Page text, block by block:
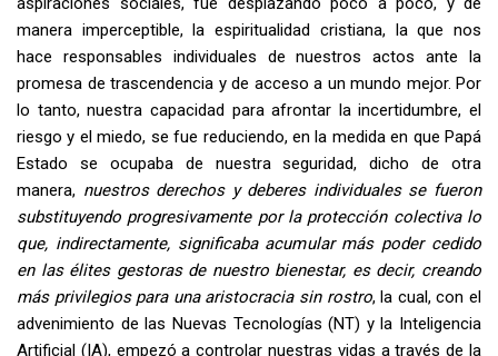
manera imperceptible, la espiritualidad cristiana, la que nos
hace responsables individuales de nuestros actos ante la
promesa de trascendencia y de acceso a un mundo mejor. Por
lo tanto, nuestra capacidad para afrontar la incertidumbre, el
riesgo y el miedo, se fue reduciendo, en la medida en que Papá
Estado se ocupaba de nuestra seguridad, dicho de otra
manera, nuestros derechos y deberes individuales se fueron
substituyendo progresivamente por la protección colectiva lo
que, indirectamente, significaba acumular más poder cedido
en las élites gestoras de nuestro bienestar, es decir, creando
más privilegios para una aristocracia sin rostro, la cual, con el
advenimiento de las Nuevas Tecnologías (NT) y la Inteligencia
Artificial (IA), empezó a controlar nuestras vidas a través de la